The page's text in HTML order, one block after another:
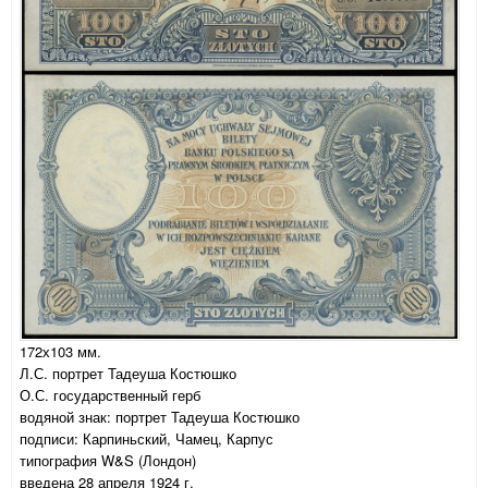
172х103 мм.
Л.С. портрет Тадеуша Костюшко
О.С. государственный герб
водяной знак: портрет Тадеуша Костюшко
подписи: Карпиньский, Чамец, Карпус
типография W&S (Лондон)
введена 28 апреля 1924 г.